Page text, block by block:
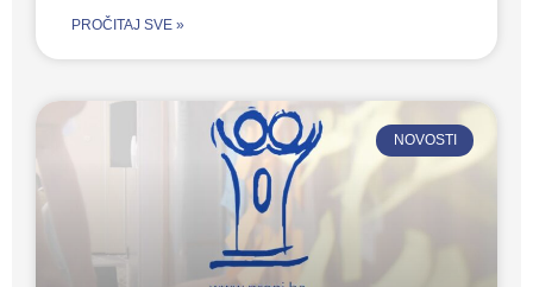
PROČITAJ SVE »
NOVOSTI